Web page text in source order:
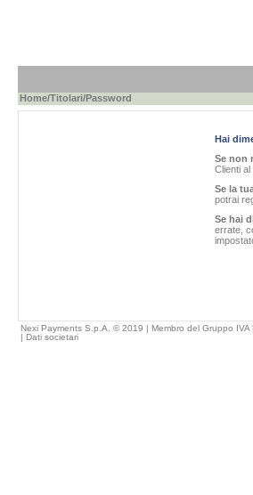
Home/Titolari/Password
Hai
Se non
Clienti
Se la
potrai
Se hai
errate,
Nexi Payments S.p.A. © 2019 | Membro del Gruppo IVA
| Dati societari